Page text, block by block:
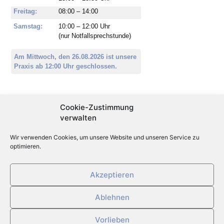
Cookie-Zustimmung
verwalten
Wir verwenden Cookies, um unsere Website und unseren Service zu
optimieren.
Akzeptieren
Ablehnen
Vorlieben
Freitag:
08:00 – 14:00
Samstag:
10:00 – 12:00 Uhr
(nur Notfallsprechstunde)
Am Mittwoch, den 26.08.2026 ist unsere
Praxis ab 12:00 Uhr geschlossen.
Aktuelles
Öffnungszeiten Sommerferien
Individuelle Gesundheitsleistungen (IGeL)
Stellenangebot